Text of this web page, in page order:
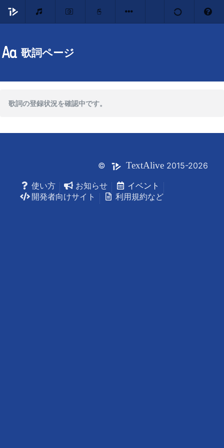
歌詞ページ
歌詞の登録状況を確認中です。
© TextAlive 2015-2026
使い方
お知らせ
イベント
開発者向けサイト
利用規約など